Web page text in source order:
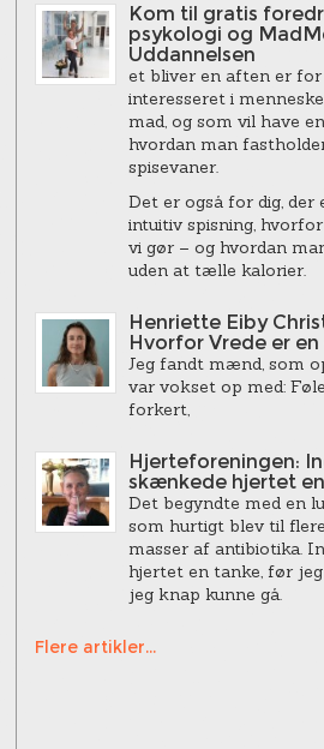
Kom til gratis
psykologi og
Uddannelsen
et bliver en aften er for
interesseret i
mad, og som vil have
hvordan man
spisevaner.
Det er også for dig, der
intuitiv spisning,
vi gør – og hvordan
uden at tælle kalorier.
Henriette Eiby
Hvorfor Vrede er
Jeg fandt mænd, som
var vokset op med:
forkert,
Hjerteforeningen:
skænkede hjertet
Det begyndte med en
som hurtigt blev til
masser af antibiotika.
hjertet en tanke, før
jeg knap kunne gå.
Flere artikler...